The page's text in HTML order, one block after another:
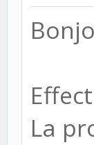
La